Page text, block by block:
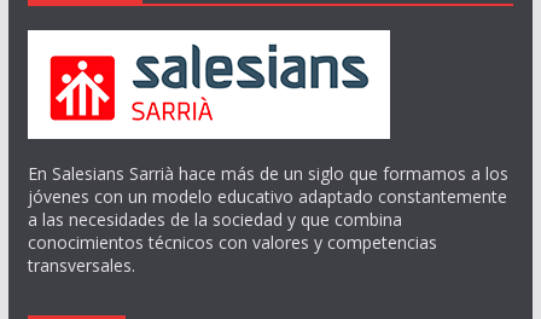
En Salesians Sarrià hace más de un siglo que formamos a los
jóvenes con un modelo educativo adaptado constantemente
a las necesidades de la sociedad y que combina
conocimientos técnicos con valores y competencias
transversales.